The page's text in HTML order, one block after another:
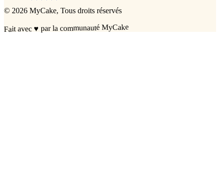
© 2026 MyCake, Tous droits réservés
Fait avec♥ par la communauté MyCake